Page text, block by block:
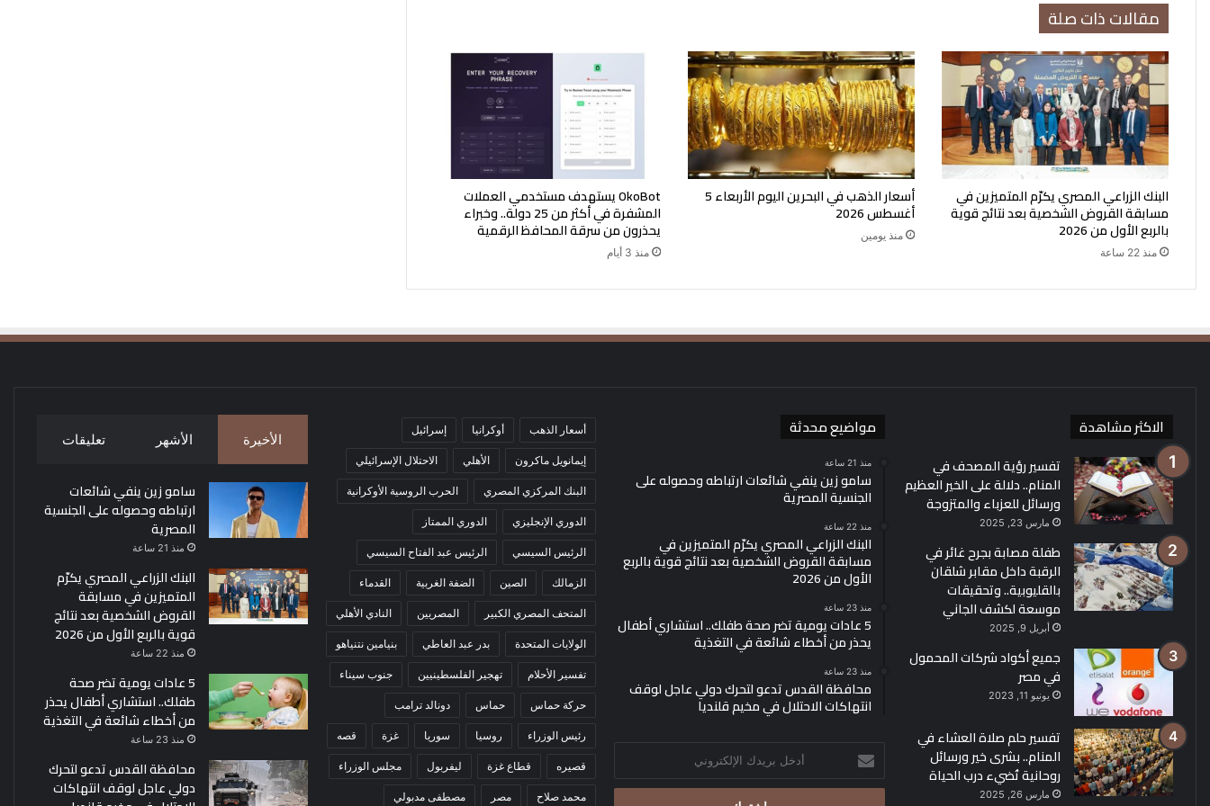
مقالات ذات صلة
البنك الزراعي المصري يكرّم المتميزين في
مسابقة القروض الشخصية بعد نتائج قوية
بالربع الأول من 2026
منذ 22 ساعة
أسعار الذهب في البحرين اليوم الأربعاء 5
أغسطس 2026
منذ يومين
OkoBot يستهدف مستخدمي العملات
المشفرة في أكثر من 25 دولة.. وخبراء
يحذرون من سرقة المحافظ الرقمية
منذ 3 أيام
الاكثر مشاهدة
تفسير رؤية المصحف في
المنام.. دلالة على الخير العظيم
ورسائل للعزباء والمتزوجة
مارس 23, 2025
طفلة مصابة بجرح غائر في
الرقبة داخل مقابر شلقان
بالقليوبية.. وتحقيقات
موسعة لكشف الجاني
أبريل 9, 2025
جميع أكواد شركات المحمول
في مصر
يونيو 11, 2023
تفسير حلم صلاة العشاء في
المنام.. بشرى خير ورسائل
روحانية تُضيء درب الحياة
مارس 26, 2025
مواضيع محدثة
منذ 21 ساعة
سامو زين ينفي شائعات ارتباطه وحصوله على
الجنسية المصرية
منذ 22 ساعة
البنك الزراعي المصري يكرّم المتميزين في
مسابقة القروض الشخصية بعد نتائج قوية بالربع
الأول من 2026
منذ 23 ساعة
5 عادات يومية تضر صحة طفلك.. استشاري أطفال
يحذر من أخطاء شائعة في التغذية
منذ 23 ساعة
محافظة القدس تدعو لتحرك دولي عاجل لوقف
انتهاكات الاحتلال في مخيم قلنديا
بريدك
الإلكتروني
أسعار الذهب أوكرانيا إسرائيل
إيمانويل ماكرون الأهلي الاحتلال الإسرائيلي
البنك المركزي المصري الحرب الروسية الأوكرانية
الدوري الإنجليزي الدوري الممتاز
الرئيس السيسي الرئيس عبد الفتاح السيسي
الزمالك الصين الضفة الغربية القدماء
المتحف المصري الكبير المصريين النادي الأهلي
الولايات المتحدة بدر عبد العاطي بنيامين نتنياهو
تفسير الأحلام تهجير الفلسطينيين جنوب سيناء
حركة حماس حماس دونالد ترامب
رئيس الوزراء روسيا سوريا غزة قصه
قصيره قطاع غزة ليفربول مجلس الوزراء
محمد صلاح مصر مصطفى مدبولي
الأخيرة الأشهر تعليقات
سامو زين ينفي شائعات
ارتباطه وحصوله على الجنسية
المصرية
منذ 21 ساعة
البنك الزراعي المصري يكرّم
المتميزين في مسابقة
القروض الشخصية بعد نتائج
قوية بالربع الأول من 2026
منذ 22 ساعة
5 عادات يومية تضر صحة
طفلك.. استشاري أطفال يحذر
من أخطاء شائعة في التغذية
منذ 23 ساعة
محافظة القدس تدعو لتحرك
دولي عاجل لوقف انتهاكات